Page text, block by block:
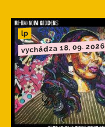
lp
vychádza 18. 09. 2026